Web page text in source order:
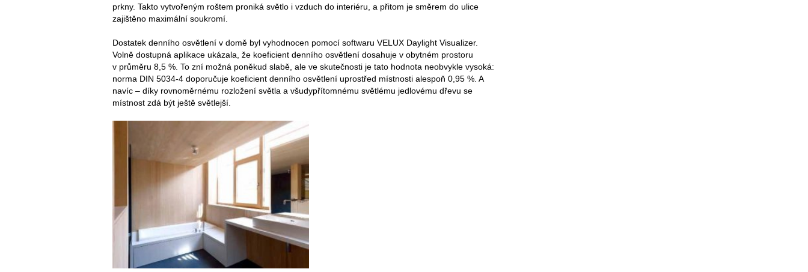
prkny. Takto vytvořeným roštem proniká světlo i vzduch do interiéru, a přitom je směrem do ulice
zajištěno maximální soukromí.
Dostatek denního osvětlení v domě byl vyhodnocen pomocí softwaru VELUX Daylight Visualizer.
Volně dostupná aplikace ukázala, že koeficient denního osvětlení dosahuje v obytném prostoru
v průměru 8,5 %. To zní možná poněkud slabě, ale ve skutečnosti je tato hodnota neobvykle vysoká:
norma DIN 5034-4 doporučuje koeficient denního osvětlení uprostřed místnosti alespoň 0,95 %. A
navíc – díky rovnoměrnému rozložení světla a všudypřítomnému světlému jedlovému dřevu se
místnost zdá být ještě světlejší.